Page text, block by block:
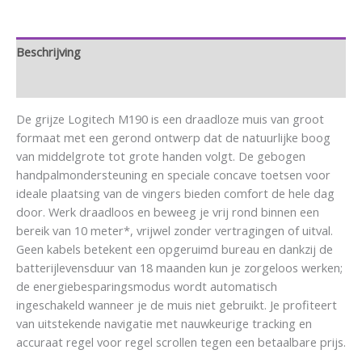
Beschrijving
De grijze Logitech M190 is een draadloze muis van groot
formaat met een gerond ontwerp dat de natuurlijke boog
van middelgrote tot grote handen volgt. De gebogen
handpalmondersteuning en speciale concave toetsen voor
ideale plaatsing van de vingers bieden comfort de hele dag
door. Werk draadloos en beweeg je vrij rond binnen een
bereik van 10 meter*, vrijwel zonder vertragingen of uitval.
Geen kabels betekent een opgeruimd bureau en dankzij de
batterijlevensduur van 18 maanden kun je zorgeloos werken;
de energiebesparingsmodus wordt automatisch
ingeschakeld wanneer je de muis niet gebruikt. Je profiteert
van uitstekende navigatie met nauwkeurige tracking en
accuraat regel voor regel scrollen tegen een betaalbare prijs.